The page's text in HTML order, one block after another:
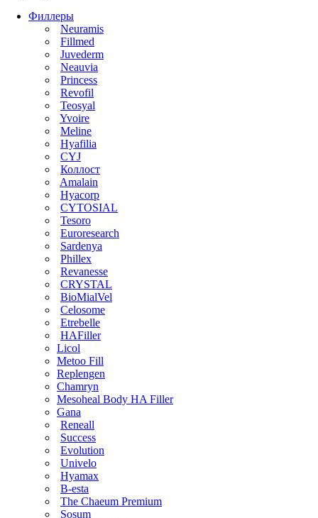
Филлеры
Neuramis
Fillmed
Juvederm
Neauvia
Princess
Revofil
Teosyal
Yvoire
Meline
Hyafilia
CYJ
Коллост
Amalain
Hyacorp
CYTOSIAL
Tesoro
Euroresearch
Sardenya
Phillex
Revanesse
CRYSTAL
BioMialVel
Celosome
Etrebelle
HAFiller
Licol
Metoo Fill
Replengen
Chamryn
Mesoheal Body HA Filler
Gana
Reneall
Success
Evolution
Univelo
Hyamax
B-esta
The Chaeum Premium
Sosum